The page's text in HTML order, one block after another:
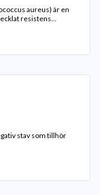
aureus) är en
resistens...
stav som tillhör